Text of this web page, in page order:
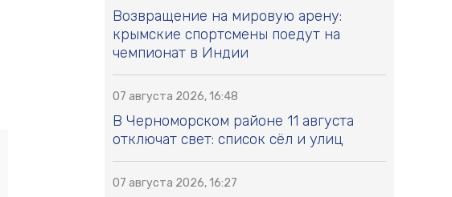
Возвращение на мировую арену:
крымские спортсмены поедут на
чемпионат в Индии
07 августа 2026, 16:48
В Черноморском районе 11 августа
отключат свет: список сёл и улиц
07 августа 2026, 16:27